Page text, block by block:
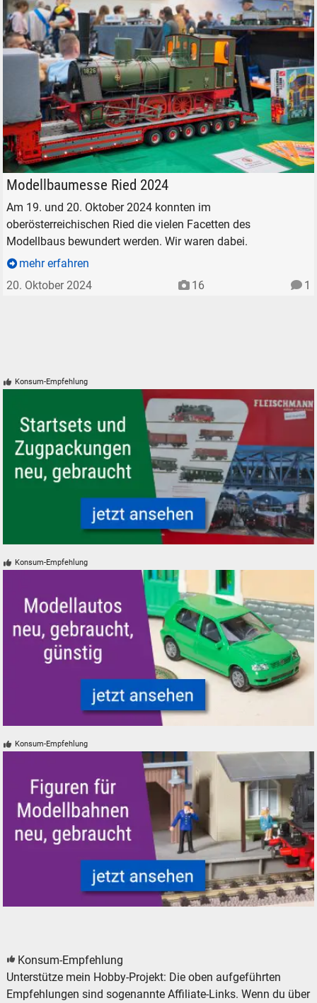
Modellbaumesse Ried 2024 Dampflokomotive KPEV T3
Modellbaumesse Ried 2024
Am 19. und 20. Oktober 2024 konnten im
oberösterreichischen Ried die vielen Facetten des
Modellbaus bewundert werden. Wir waren dabei.
mehr erfahren
20. Oktober 2024
16 1
Konsum-Empfehlung
Konsum-Empfehlung
Konsum-Empfehlung
Konsum-Empfehlung
Unterstütze mein Hobby-Projekt: Die oben aufgeführten
Empfehlungen sind sogenannte Affiliate-Links. Wenn du über